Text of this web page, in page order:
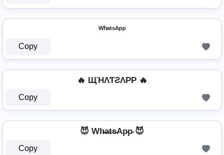
ᵂʰᵃᵗˢᴬᵖᵖ
Copy
🔥 ЩΉΛƬƧΛPP 🔥
Copy
😈 Wh̴̶a̴t̴s̴Ap̴p̴ 😈
Copy